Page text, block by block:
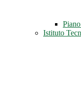
Istituto